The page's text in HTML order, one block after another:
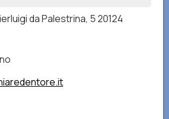
da Palestrina, 5 20124